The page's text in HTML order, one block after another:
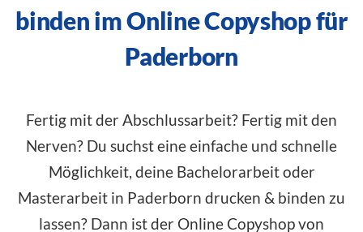
binden im Online Copyshop für
Paderborn
Fertig mit der Abschlussarbeit? Fertig mit den
Nerven? Du suchst eine einfache und schnelle
Möglichkeit, deine Bachelorarbeit oder
Masterarbeit in Paderborn drucken & binden zu
lassen? Dann ist der Online Copyshop von